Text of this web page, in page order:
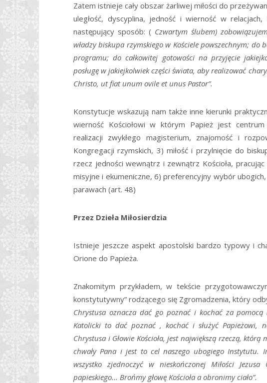
Zatem istnieje cały obszar żarliwej miłości do
uległość, dyscyplina, jedność i wierność w
następujący sposób: ( Czwartym ślubem)
władzy biskupa rzymskiego w Kościele powszechnym;
programu; do całkowitej gotowości na przyjęcie
posługę w jakiejkolwiek części świata, aby realizować
Christo, ut fiat unum ovile et unus Pastor”.
Konstytucje wskazują nam także inne kierunki
wierność Kościołowi w którym Papież jest
realizacji zwykłego magisterium, znajomość i
Kongregacji rzymskich, 3) miłość i przylnięcie do
rzecz jedności wewnątrz i zewnątrz Kościoła,
misyjne i ekumeniczne, 6) preferencyjny wybór
parawach (art. 48)
Przez Dzieła Miłosierdzia
Istnieje jeszcze aspekt apostolski bardzo typowy i
Orione do Papieża.
Znakomitym przykładem, w tekście
konstytutywny” rodzącego się Zgromadzenia, który
Chrystusa oznacza dać go poznać i kochać za pomocą
Katolicki to dać poznać , kochać i służyć Papieżowi,
Chrystusa i Głowie Kościoła, jest największą rzeczą,
chwały Pana i jest to cel naszego ubogiego Instytutu.
wszystko zjednoczyć w nieskończonej Miłości
papieskiego... Brońmy głowę Kościoła a obronimy ciało”.